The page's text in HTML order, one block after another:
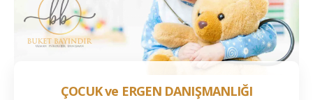
ÇOCUK ve ERGEN DANIŞMANLIĞI